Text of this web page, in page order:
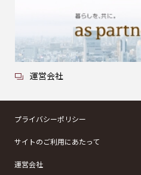
運営会社
プライバシーポリシー
サイトのご利用にあたって
運営会社